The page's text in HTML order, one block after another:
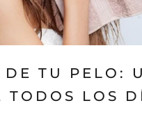
TU PELO:
TODOS LOS